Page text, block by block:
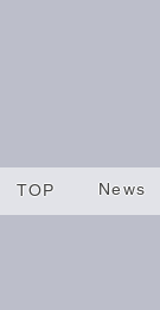
TOP News